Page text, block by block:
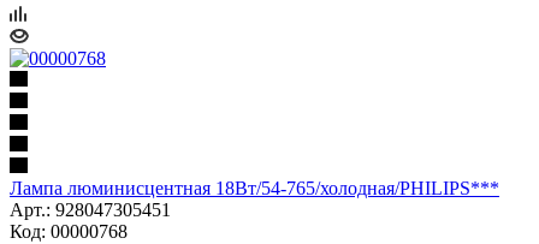
Лампа люминисцентная 18Вт/54-765/холодная/PHILIPS***
Арт.: 928047305451
Код: 00000768